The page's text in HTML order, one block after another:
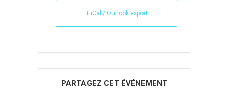
+ iCal / Outlook export
PARTAGEZ CET ÉVÉNEMENT